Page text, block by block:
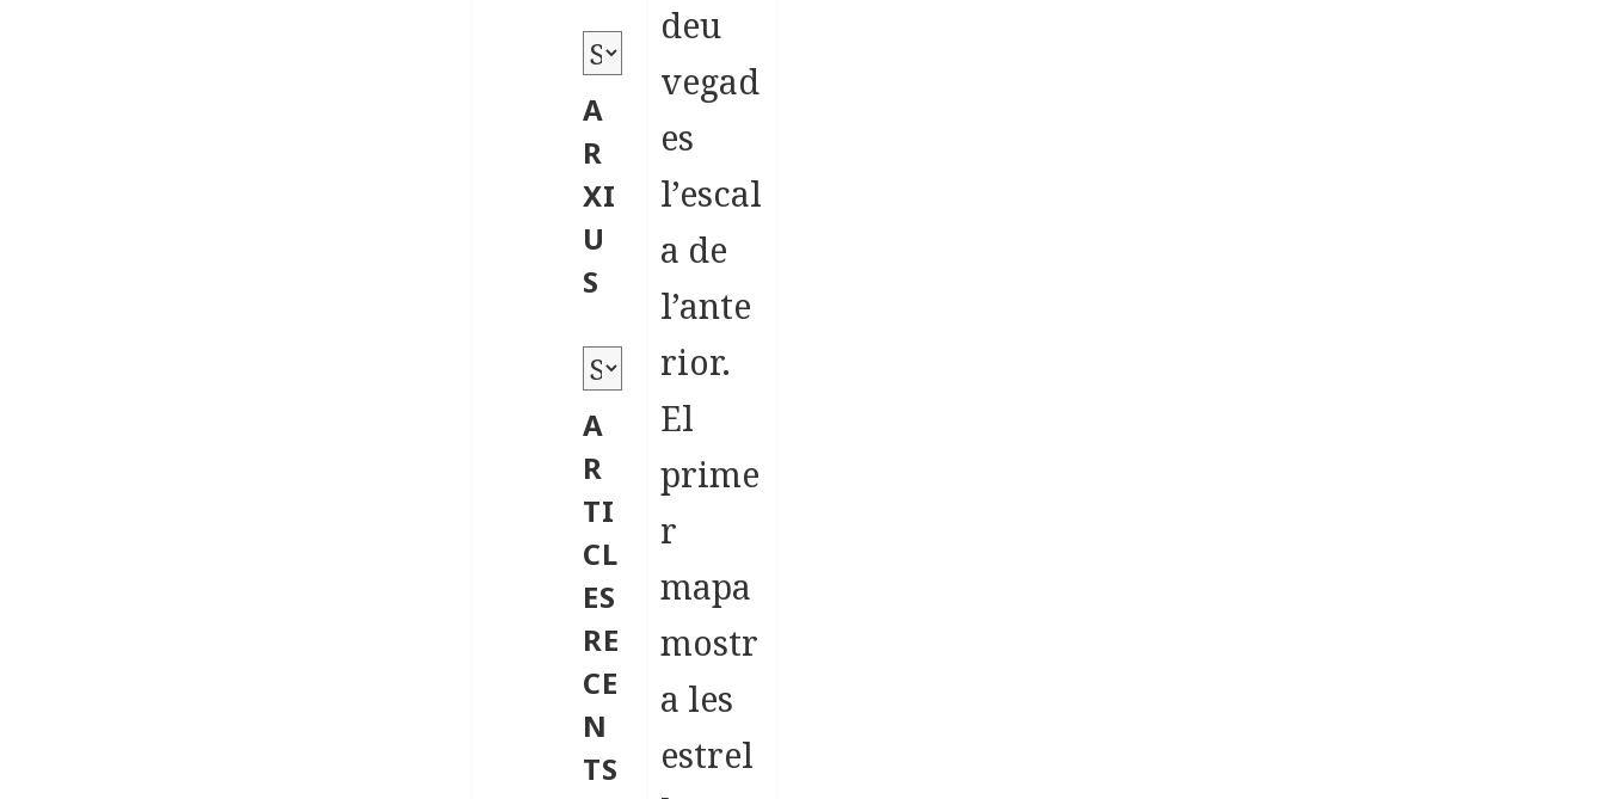
C
a
t
e
g
o
i
e
s
A
R
XI
U
S
A
r
x
i
u
s
A
R
TI
CL
ES
RE
CE
N
TS
deu
vegad
es
l’escal
a de
l’ante
rior.
El
prime
r
mapa
mostr
a les
estrel